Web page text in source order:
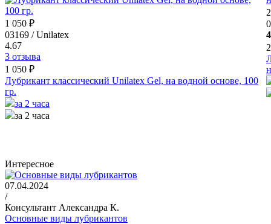
1 050 ₽
03169 / Unilatex
4.67
3 отзыва
1 050 ₽
Лубрикант классический Unilatex Gel, на водной основе, 100
гр.
за 2 часа
за 2 часа
Интересное
07.04.2024
/
Консультант Александра К.
Основные виды лубрикантов